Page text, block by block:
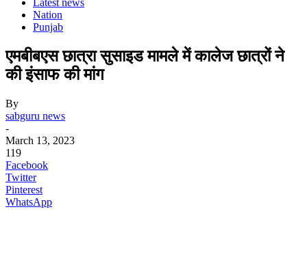
Latest news
Nation
Punjab
एमबीबएस छात्रा सुसाइड मामले में कालेज छात्रों ने
की इंसाफ की मांग
By
sabguru news
-
March 13, 2023
119
Facebook
Twitter
Pinterest
WhatsApp